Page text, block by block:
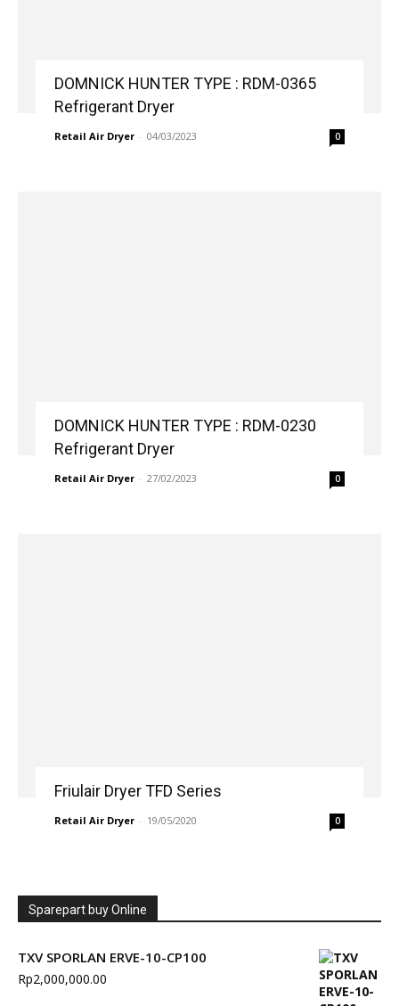
DOMNICK HUNTER TYPE : RDM-0365
Refrigerant Dryer
Retail Air Dryer - 04/03/2023 0
DOMNICK HUNTER TYPE : RDM-0230
Refrigerant Dryer
Retail Air Dryer - 27/02/2023 0
Friulair Dryer TFD Series
Retail Air Dryer - 19/05/2020 0
Sparepart buy Online
TXV SPORLAN ERVE-10-CP100
Rp2,000,000.00